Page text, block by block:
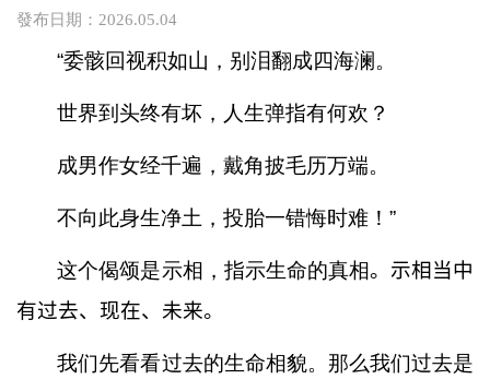
發布日期：2026.05.04
“委骸回视积如山，别泪翻成四海澜。
世界到头终有坏，人生弹指有何欢？
成男作女经千遍，戴角披毛历万端。
不向此身生净土，投胎一错悔时难！”
这个偈颂是示相，指示生命的真相。示相当中
有过去、现在、未来。
我们先看看过去的生命相貌。那么我们过去是